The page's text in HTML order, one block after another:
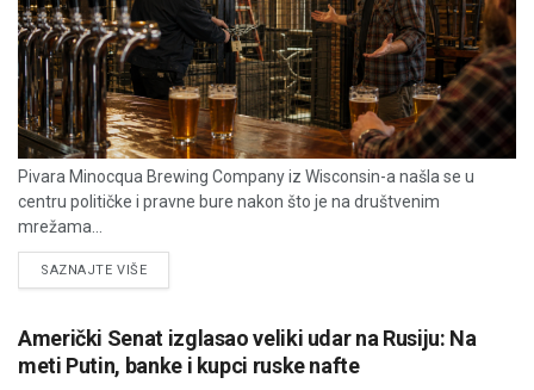
Pivara Minocqua Brewing Company iz Wisconsin-a našla se u
centru političke i pravne bure nakon što je na društvenim
mrežama...
SAZNAJTE VIŠEDETAILS
Američki Senat izglasao veliki udar na Rusiju: Na
meti Putin, banke i kupci ruske nafte